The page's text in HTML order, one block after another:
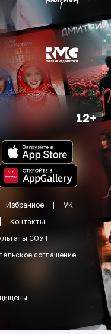
12+
Избранное
VK
Контакты
СОУТ
соглашение